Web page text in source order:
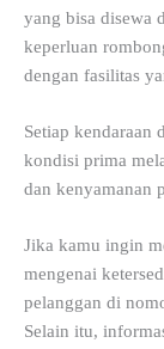
yang bisa disewa
keperluan
dengan fasilitas
Setiap kendaraan
kondisi prima
dan kenyamanan
Jika kamu ingin
mengenai
pelanggan di
Selain itu,